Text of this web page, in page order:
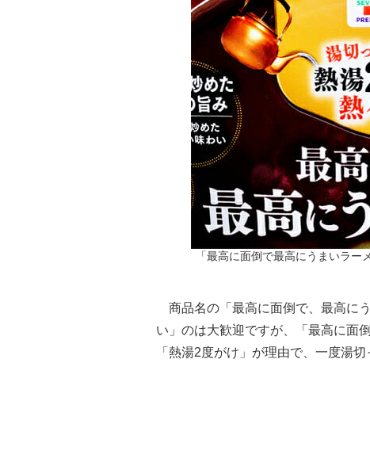
「最高に面倒で最高にうまいラ
商品名の「最高に面倒で、最高に
い」のは大歓迎ですが、「最高に
「熱湯2度がけ」が理由で、一度湯